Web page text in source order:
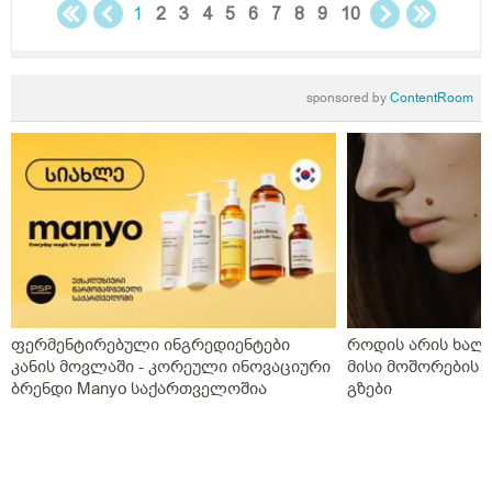
1 2 3 4 5 6 7 8 9 10
sponsored byContentRoom
ფერმენტირებული ინგრედიენტები
კანის მოვლაში - კორეული ინოვაციური
ბრენდი Manyo საქართველოშია
როდის არის
მისი მოშორების
გზები